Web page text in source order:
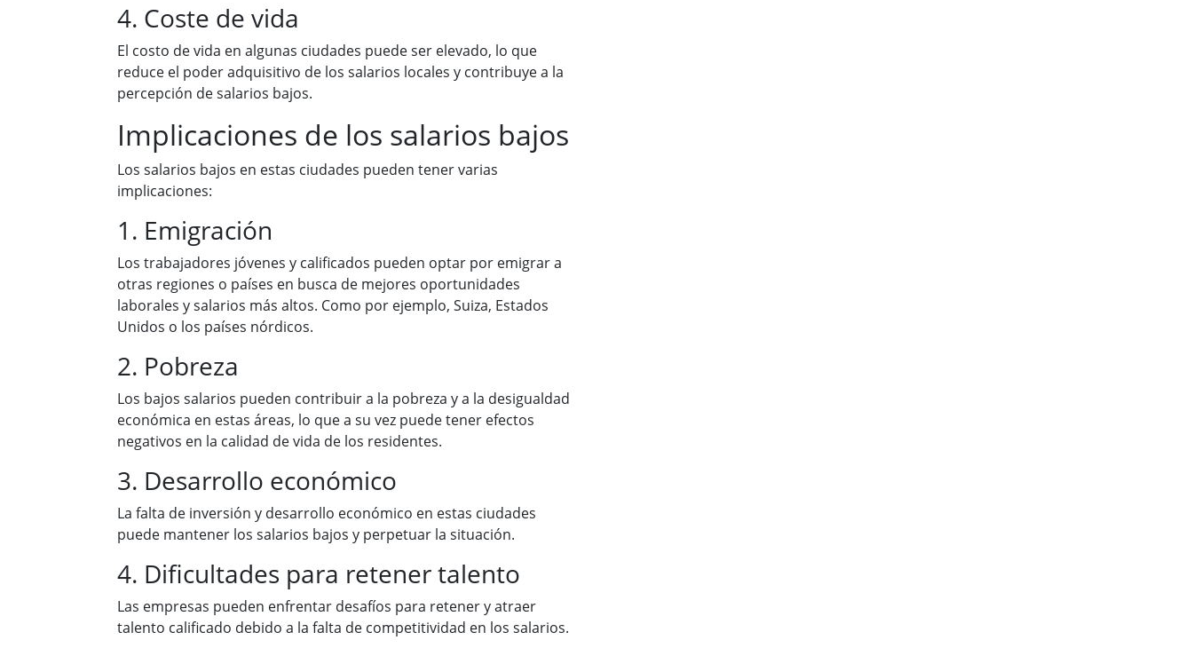
4. Coste de vida
El costo de vida en algunas ciudades puede ser elevado, lo que
reduce el poder adquisitivo de los salarios locales y contribuye a la
percepción de salarios bajos.
Implicaciones de los salarios bajos
Los salarios bajos en estas ciudades pueden tener varias
implicaciones:
1. Emigración
Los trabajadores jóvenes y calificados pueden optar por emigrar a
otras regiones o países en busca de mejores oportunidades
laborales y salarios más altos. Como por ejemplo, Suiza, Estados
Unidos o los países nórdicos.
2. Pobreza
Los bajos salarios pueden contribuir a la pobreza y a la desigualdad
económica en estas áreas, lo que a su vez puede tener efectos
negativos en la calidad de vida de los residentes.
3. Desarrollo económico
La falta de inversión y desarrollo económico en estas ciudades
puede mantener los salarios bajos y perpetuar la situación.
4. Dificultades para retener talento
Las empresas pueden enfrentar desafíos para retener y atraer
talento calificado debido a la falta de competitividad en los salarios.